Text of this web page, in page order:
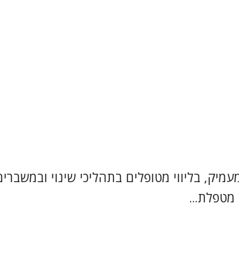
מעמיק, בליווי מטופלים בתהליכי שינוי
מטפלת...